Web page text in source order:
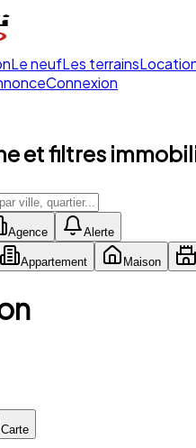
Le neufLes terrains
Connexion
et filtres
Agence Alerte
Appartement Maison
Carte